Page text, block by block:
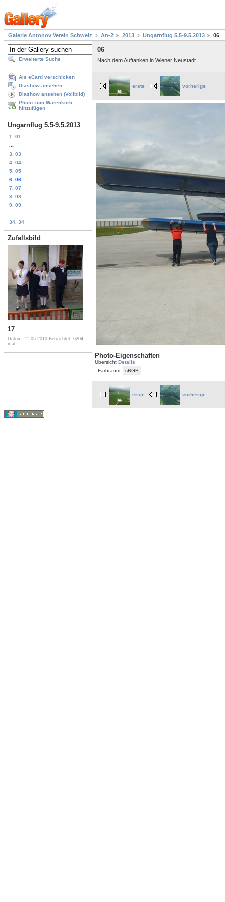
Galerie Antonov Verein Schweiz An-2 2013 Ungarnflug 5.5-9.5.2013 06
Erweiterte Suche
Als eCard verschicken
Diashow ansehen
Diashow ansehen (Vollbild)
Photo zum Warenkorb
hinzufügen
Ungarnflug 5.5-9.5.2013
1. 01
3. 03
4. 04
5. 05
6. 06
7. 07
8. 08
9. 09
34. 34
Zufallsbild
17
Datum: 11.05.2010 Betrachtet: 6204
mal
06
Nach dem Auftanken in Wiener Neustadt.
erste vorherige
Photo-Eigenschaften
Übersicht Details
Farbraum
sRGB
erste vorherige